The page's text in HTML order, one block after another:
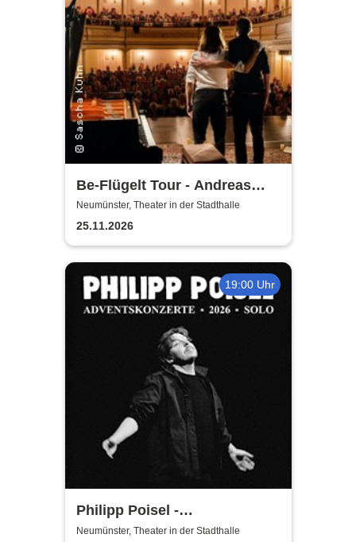
Be-Flügelt Tour - Andreas
Güstel & Julian Eilenberger -
Ein Konzert in Wundern
Neumünster, Theater in der Stadthalle
25.11.2026
19:00 Uhr
Philipp Poisel -
Adventskonzerte 2026 - Solo
Neumünster, Theater in der Stadthalle